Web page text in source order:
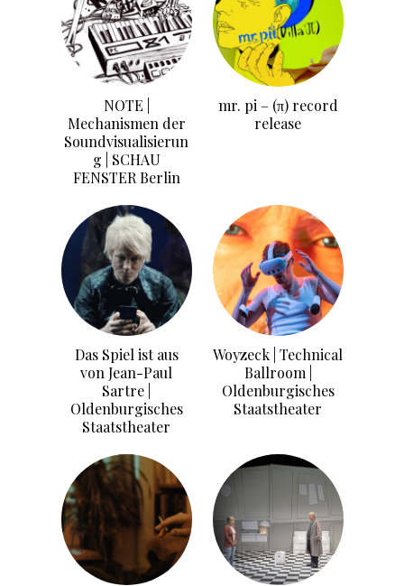
NOTE |
Mechanismen der
Soundvisualisierun
g | SCHAU
FENSTER Berlin
mr. pi – (π) record
release
Das Spiel ist aus
von Jean-Paul
Sartre |
Oldenburgisches
Staatstheater
Woyzeck | Technical
Ballroom |
Oldenburgisches
Staatstheater